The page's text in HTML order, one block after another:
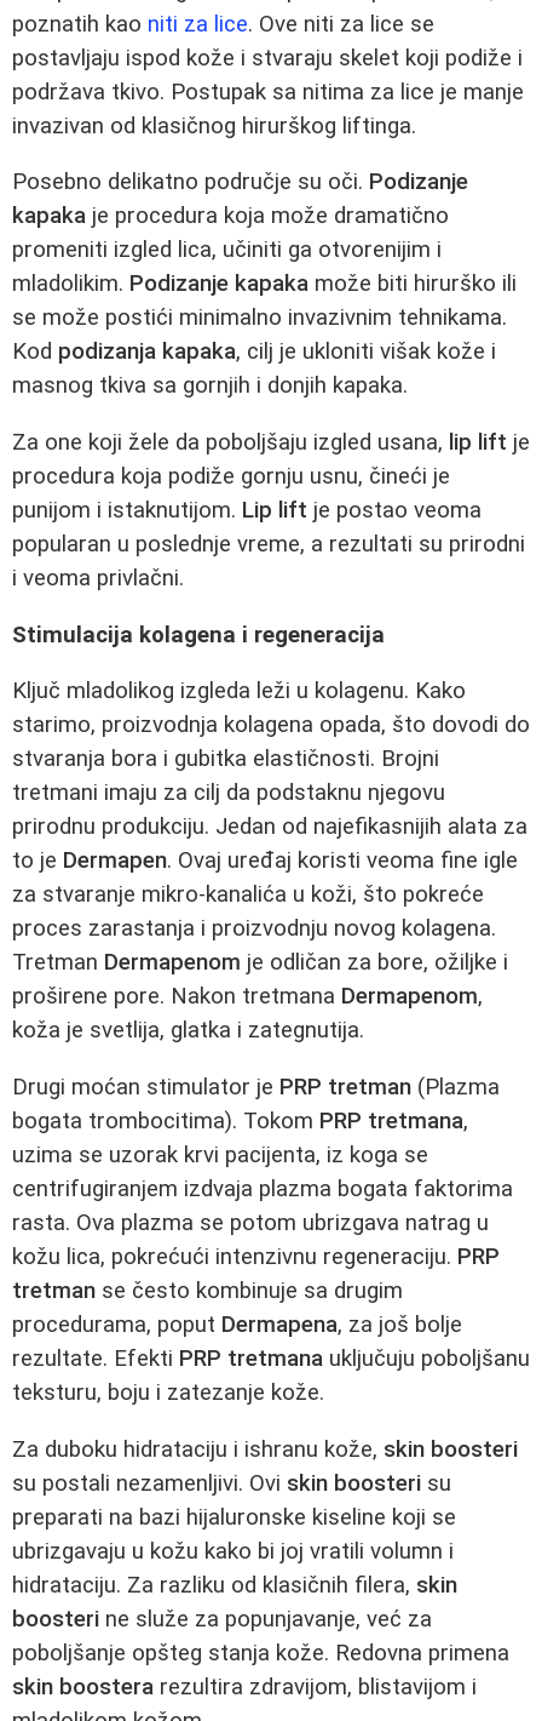
poznatih kao niti za lice. Ove niti za lice se
postavljaju ispod kože i stvaraju skelet koji podiže i
podržava tkivo. Postupak sa nitima za lice je manje
invazivan od klasičnog hirurškog liftinga.
Posebno delikatno područje su oči. Podizanje
kapaka je procedura koja može dramatično
promeniti izgled lica, učiniti ga otvorenijim i
mladolikim. Podizanje kapaka može biti hirurško ili
se može postići minimalno invazivnim tehnikama.
Kod podizanja kapaka, cilj je ukloniti višak kože i
masnog tkiva sa gornjih i donjih kapaka.
Za one koji žele da poboljšaju izgled usana, lip lift je
procedura koja podiže gornju usnu, čineći je
punijom i istaknutijom. Lip lift je postao veoma
popularan u poslednje vreme, a rezultati su prirodni
i veoma privlačni.
Stimulacija kolagena i regeneracija
Ključ mladolikog izgleda leži u kolagenu. Kako
starimo, proizvodnja kolagena opada, što dovodi do
stvaranja bora i gubitka elastičnosti. Brojni
tretmani imaju za cilj da podstaknu njegovu
prirodnu produkciju. Jedan od najefikasnijih alata za
to je Dermapen. Ovaj uređaj koristi veoma fine igle
za stvaranje mikro-kanalića u koži, što pokreće
proces zarastanja i proizvodnju novog kolagena.
Tretman Dermapenom je odličan za bore, ožiljke i
proširene pore. Nakon tretmana Dermapenom,
koža je svetlija, glatka i zategnutija.
Drugi moćan stimulator je PRP tretman (Plazma
bogata trombocitima). Tokom PRP tretmana,
uzima se uzorak krvi pacijenta, iz koga se
centrifugiranjem izdvaja plazma bogata faktorima
rasta. Ova plazma se potom ubrizgava natrag u
kožu lica, pokrećući intenzivnu regeneraciju. PRP
tretman se često kombinuje sa drugim
procedurama, poput Dermapena, za još bolje
rezultate. Efekti PRP tretmana uključuju poboljšanu
teksturu, boju i zatezanje kože.
Za duboku hidrataciju i ishranu kože, skin boosteri
su postali nezamenljivi. Ovi skin boosteri su
preparati na bazi hijaluronske kiseline koji se
ubrizgavaju u kožu kako bi joj vratili volumn i
hidrataciju. Za razliku od klasičnih filera, skin
boosteri ne služe za popunjavanje, već za
poboljšanje opšteg stanja kože. Redovna primena
skin boostera rezultira zdravijom, blistavijom i